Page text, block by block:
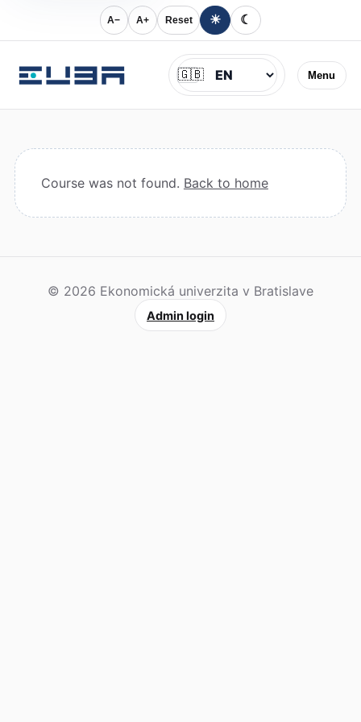
A− A+ Reset ☀ ☾
Menu
Jazyk
🇬🇧
Course was not found. Back to home
© 2026 Ekonomická univerzita v Bratislave
Admin login